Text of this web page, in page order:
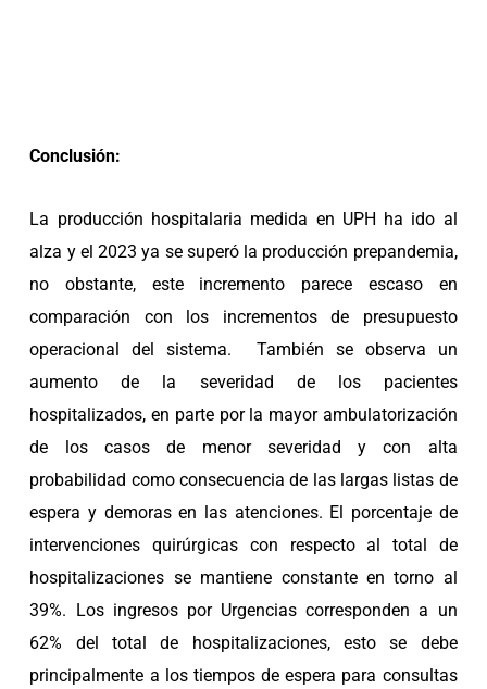
Conclusión:
La producción hospitalaria medida en UPH ha ido al
alza y el 2023 ya se superó la producción prepandemia,
no obstante, este incremento parece escaso en
comparación con los incrementos de presupuesto
operacional del sistema. También se observa un
aumento de la severidad de los pacientes
hospitalizados, en parte por la mayor ambulatorización
de los casos de menor severidad y con alta
probabilidad como consecuencia de las largas listas de
espera y demoras en las atenciones. El porcentaje de
intervenciones quirúrgicas con respecto al total de
hospitalizaciones se mantiene constante en torno al
39%. Los ingresos por Urgencias corresponden a un
62% del total de hospitalizaciones, esto se debe
principalmente a los tiempos de espera para consultas